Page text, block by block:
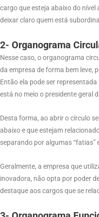
cargo que esteja abaixo do nível
deixar claro quem está
2- Organograma
Nesse caso, o organograma
da empresa de forma bem leve,
Então ela pode ser
está no meio o presidente geral
Desta forma, ao abrir o círculo
abaixo e que estejam
separando por algumas “fatias”
Geralmente, a empresa que
inovadora, não opta por poder
destaque aos cargos que se